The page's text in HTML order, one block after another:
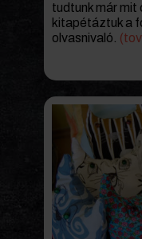
tudtunk már mit
kitapétáztuk a
olvasnivaló.